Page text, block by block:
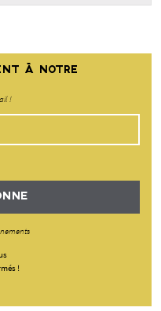
À NOTRE
!
!